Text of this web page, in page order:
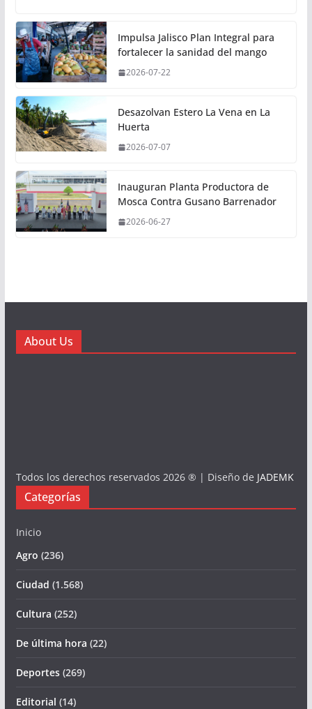
Impulsa Jalisco Plan Integral para
fortalecer la sanidad del mango
2026-07-22
Desazolvan Estero La Vena en La
Huerta
2026-07-07
Inauguran Planta Productora de
Mosca Contra Gusano Barrenador
2026-06-27
About Us
Todos los derechos reservados 2026 ® | Diseño de JADEMK
Categorías
Inicio
Agro (236)
Ciudad (1.568)
Cultura (252)
De última hora (22)
Deportes(269)
Editorial (14)